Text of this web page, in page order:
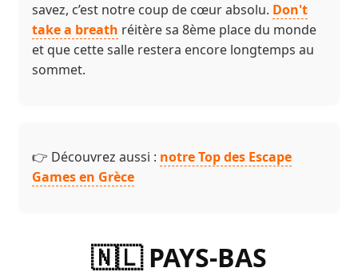
savez, c’est notre coup de cœur absolu. Don't
take a breath réitère sa 8ème place du monde
et que cette salle restera encore longtemps au
sommet.
👉 Découvrez aussi : notre Top des Escape
Games en Grèce
🇳🇱 PAYS-BAS